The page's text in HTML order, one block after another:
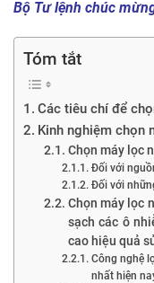
Bộ Tư lệnh chúc
Tóm tắt
Các tiêu chí để
Kinh nghiệm chọn
Chọn máy lọc
Đối với
Đối với
Chọn máy lọc
sạch các ô
cao hiệu quả
Công nghệ
nhất hiện